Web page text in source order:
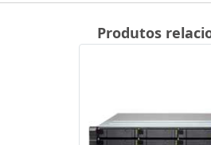
Produtos